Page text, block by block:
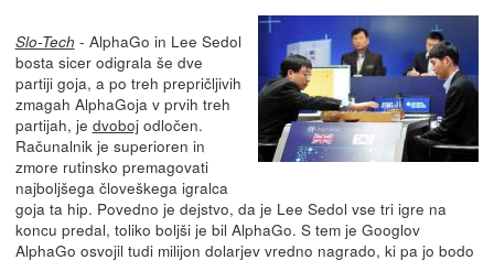
Slo-Tech - AlphaGo in Lee Sedol
bosta sicer odigrala še dve
partiji goja, a po treh prepričljivih
zmagah AlphaGoja v prvih treh
partijah, je dvobojodločen.
Računalnik je superioren in
zmore rutinsko premagovati
najboljšega človeškega igralca
goja ta hip. Povedno je dejstvo, da je Lee Sedol vse tri igre na
koncu predal, toliko boljši je bil AlphaGo. S tem je Googlov
AlphaGo osvojil tudi milijon dolarjev vredno nagrado, ki pa jo bodo